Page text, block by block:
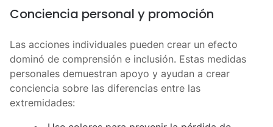
Conciencia personal y promoción
Las acciones individuales pueden crear un efecto
dominó de comprensión e inclusión. Estas medidas
personales demuestran apoyo y ayudan a crear
conciencia sobre las diferencias entre las
extremidades: